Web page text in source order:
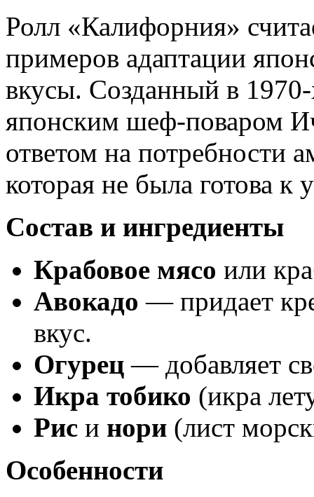
Ролл «Калифорния»
примеров адаптации
вкусы. Созданный в
японским шеф-поваром
ответом на потребности
которая не была готова
Состав и ингредиенты
Крабовое мясо или
Авокадо — придает
вкус.
Огурец — добавляет
Икра тобико (икра
Рис и нори (лист
Особенности